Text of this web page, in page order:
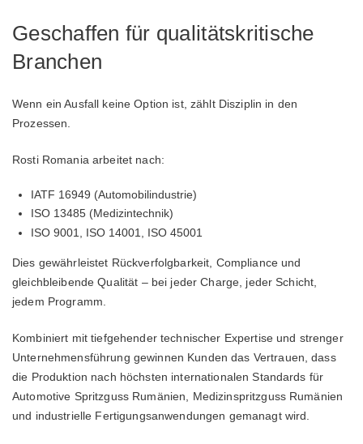
Geschaffen für qualitätskritische
Branchen
Wenn ein Ausfall keine Option ist, zählt Disziplin in den
Prozessen.
Rosti Romania arbeitet nach:
IATF 16949 (Automobilindustrie)
ISO 13485 (Medizintechnik)
ISO 9001, ISO 14001, ISO 45001
Dies gewährleistet Rückverfolgbarkeit, Compliance und
gleichbleibende Qualität – bei jeder Charge, jeder Schicht,
jedem Programm.
Kombiniert mit tiefgehender technischer Expertise und strenger
Unternehmensführung gewinnen Kunden das Vertrauen, dass
die Produktion nach höchsten internationalen Standards für
Automotive Spritzguss Rumänien, Medizinspritzguss Rumänien
und industrielle Fertigungsanwendungen gemanagt wird.